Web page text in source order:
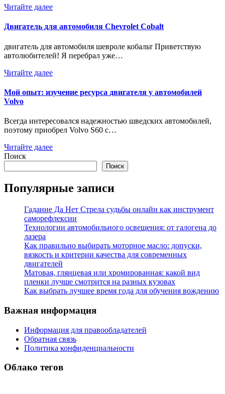
Читайте далее
Двигатель для автомобиля Chevrolet Cobalt
двигатель для автомобиля шевроле кобальт Приветствую
автолюбителей! Я перебрал уже…
Читайте далее
Мой опыт: изучение ресурса двигателя у автомобилей
Volvo
Всегда интересовался надежностью шведских автомобилей,
поэтому приобрел Volvo S60 с…
Читайте далее
Поиск
Поиск
Популярные записи
Гадание Да Нет Стрела судьбы онлайн как инструмент
саморефлексии
Технологии автомобильного освещения: от галогена до
лазера
Как правильно выбирать моторное масло: допуски,
вязкость и критерии качества для современных
двигателей
Матовая, глянцевая или хромированная: какой вид
пленки лучше смотрится на разных кузовах
Как выбрать лучшее время года для обучения вождению
Важная информация
Информация для правообладателей
Обратная связь
Политика конфиденциальности
Облако тегов